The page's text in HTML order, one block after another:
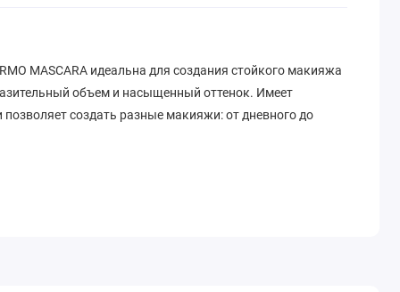
MASCARA идеальна для создания стойкого макияжа
объем и насыщенный оттенок. Имеет
создать разные макияжи: от дневного до